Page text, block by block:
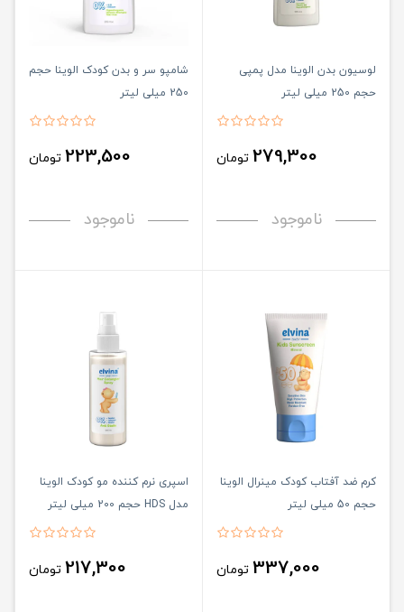
لوسیون بدن الوینا مدل پمپی
حجم 250 میلی لیتر
279,300 تومان
ناموجود
شامپو سر و بدن کودک الوینا حجم
250 میلی لیتر
223,500 تومان
ناموجود
کرم ضد آفتاب کودک مینرال الوینا
حجم 50 میلی لیتر
337,000 تومان
اسپری نرم کننده مو کودک الوینا
مدل HDS حجم 200 میلی لیتر
217,300 تومان